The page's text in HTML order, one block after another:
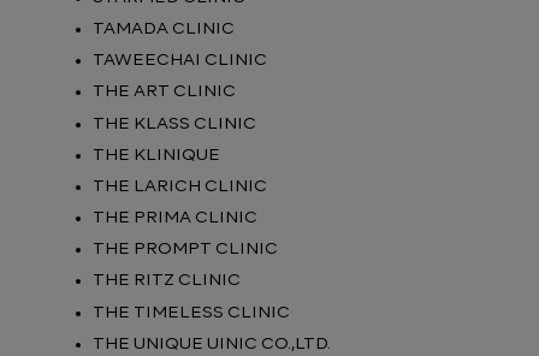
TAMADA CLINIC
TAWEECHAI CLINIC
THE ART CLINIC
THE KLASS CLINIC
THE KLINIQUE
THE LARICH CLINIC
THE PRIMA CLINIC
THE PROMPT CLINIC
THE RITZ CLINIC
THE TIMELESS CLINIC
THE UNIQUE UINIC CO.,LTD.